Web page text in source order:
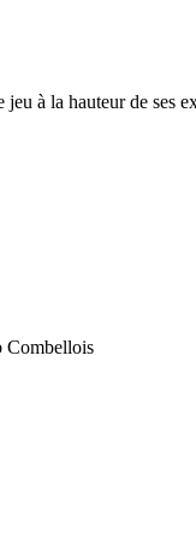
à la hauteur de ses
Combellois